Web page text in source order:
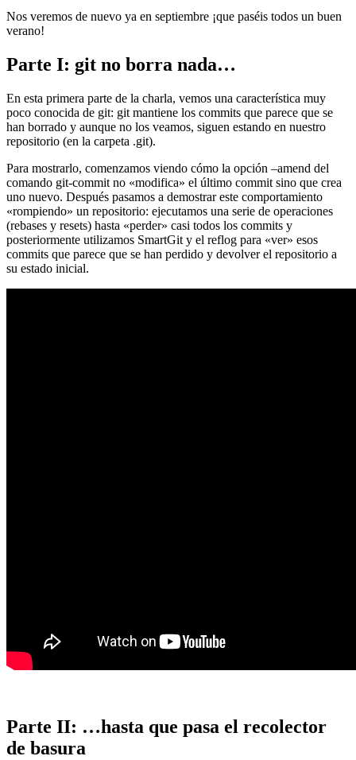
Nos veremos de nuevo ya en septiembre ¡que paséis todos un buen
verano!
Parte I: git no borra nada…
En esta primera parte de la charla, vemos una característica muy
poco conocida de git: git mantiene los commits que parece que se
han borrado y aunque no los veamos, siguen estando en nuestro
repositorio (en la carpeta .git).
Para mostrarlo, comenzamos viendo cómo la opción –amend del
comando git-commit no «modifica» el último commit sino que crea
uno nuevo. Después pasamos a demostrar este comportamiento
«rompiendo» un repositorio: ejecutamos una serie de operaciones
(rebases y resets) hasta «perder» casi todos los commits y
posteriormente utilizamos SmartGit y el reflog para «ver» esos
commits que parece que se han perdido y devolver el repositorio a
su estado inicial.
Parte II: …hasta que pasa el recolector
de basura